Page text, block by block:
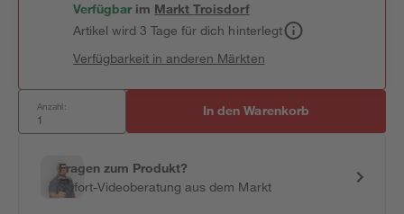
Verfügbar im MarktTroisdorf
Artikel wird 3 Tage für dich hinterlegt
Verfügbarkeit in anderen Märkten
Anzahl: In den Warenkorb
Fragen zum Produkt?
Sofort-Videoberatung aus dem Markt